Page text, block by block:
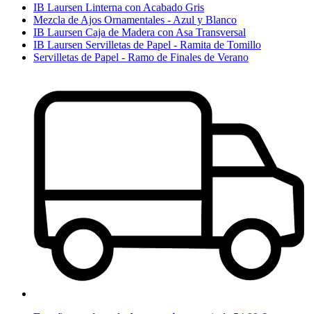
IB Laursen Linterna con Acabado Gris
Mezcla de Ajos Ornamentales - Azul y Blanco
IB Laursen Caja de Madera con Asa Transversal
IB Laursen Servilletas de Papel - Ramita de Tomillo
Servilletas de Papel - Ramo de Finales de Verano